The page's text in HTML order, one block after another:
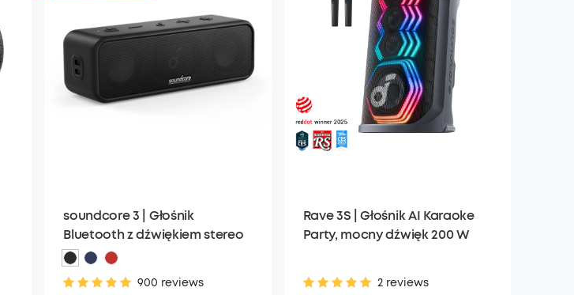
soundcore 3 | Głośnik
Bluetooth z dźwiękiem stereo
900 reviews
Rave 3S | Głośnik AI Karaoke
Party, mocny dźwięk 200 W
2 reviews